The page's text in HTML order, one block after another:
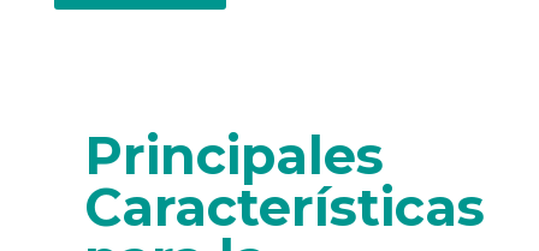
Principales
Características